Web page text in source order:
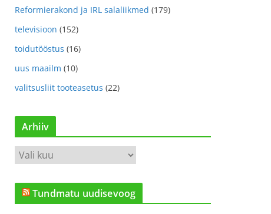
Reformierakond ja IRL salaliikmed (179)
televisioon (152)
toidutööstus (16)
uus maailm (10)
valitsusliit tooteasetus (22)
Arhiiv
A
r
h
Tundmatu uudisevoog